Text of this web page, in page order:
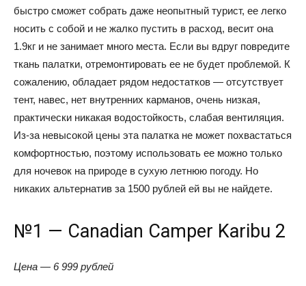
быстро сможет собрать даже неопытный турист, ее легко
носить с собой и не жалко пустить в расход, весит она
1.9кг и не занимает много места. Если вы вдруг повредите
ткань палатки, отремонтировать ее не будет проблемой. К
сожалению, обладает рядом недостатков — отсутствует
тент, навес, нет внутренних карманов, очень низкая,
практически никакая водостойкость, слабая вентиляция.
Из-за невысокой цены эта палатка не может похвастаться
комфортностью, поэтому использовать ее можно только
для ночевок на природе в сухую летнюю погоду. Но
никаких альтернатив за 1500 рублей ей вы не найдете.
№1 — Canadian Camper Karibu 2
Цена — 6 999 рублей